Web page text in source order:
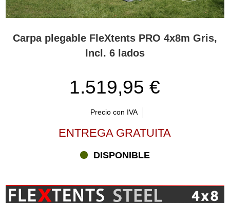
Carpa plegable FleXtents PRO 4x8m Gris,
Incl. 6 lados
1.519,95 €
Precio con IVA
ENTREGA GRATUITA
DISPONIBLE